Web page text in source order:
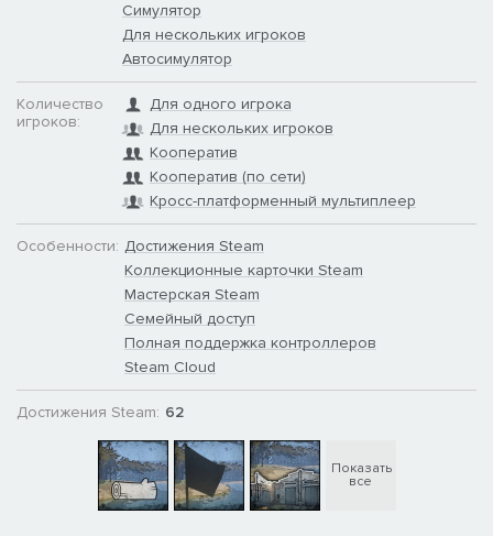
Симулятор
Для нескольких игроков
Автосимулятор
Количество
игроков:
Для одного игрока
Для нескольких игроков
Кооператив
Кооператив (по сети)
Кросс-платформенный мультиплеер
Особенности: Достижения Steam
Коллекционные карточки Steam
Мастерская Steam
Семейный доступ
Полная поддержка контроллеров
Steam Cloud
Достижения Steam: 62
Показать
все